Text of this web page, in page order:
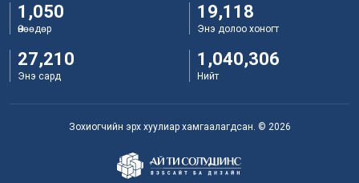
1,050
Өнөөдөр
19,118
Энэ долоо хоногт
27,210
Энэ сард
1,040,306
Нийт
Зохиогчийн эрх хуулиар хамгаалагдсан. © 2026